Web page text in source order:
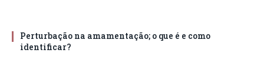
Perturbação na amamentação; o que é e como
identificar?